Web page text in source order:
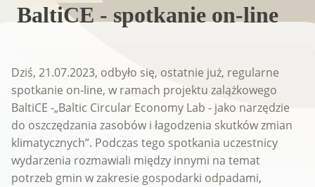
BaltiCE - spotkanie on-line
Dziś, 21.07.2023, odbyło się, ostatnie już, regularne
spotkanie on-line, w ramach projektu zalążkowego
BaltiCE -„Baltic Circular Economy Lab - jako narzędzie
do oszczędzania zasobów i łagodzenia skutków zmian
klimatycznych”. Podczas tego spotkania uczestnicy
wydarzenia rozmawiali między innymi na temat
potrzeb gmin w zakresie gospodarki odpadami,